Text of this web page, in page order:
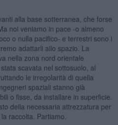
alla base sotterranea, che forse
noi veniamo in pace -o almeno
o nulla pacifico- e terrestri sono i
adattarli allo spazio. La
nella zona nord orientale
scavata nel sottosuolo, al
le irregolarità di quella
spaziali stanno già
o fisse, da installare in superficie.
della necessaria attrezzatura per
raccolta. Partiamo.